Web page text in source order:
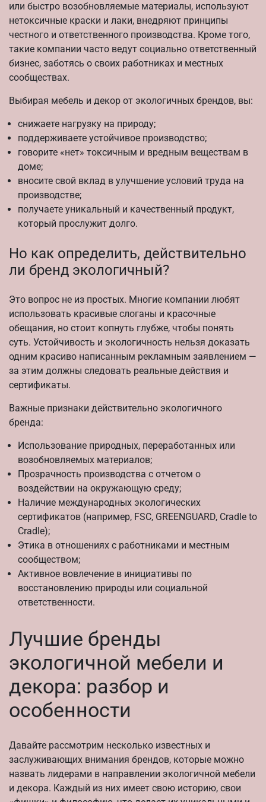
или быстро возобновляемые материалы, используют
нетоксичные краски и лаки, внедряют принципы
честного и ответственного производства. Кроме того,
такие компании часто ведут социально ответственный
бизнес, заботясь о своих работниках и местных
сообществах.
Выбирая мебель и декор от экологичных брендов, вы:
снижаете нагрузку на природу;
поддерживаете устойчивое производство;
говорите «нет» токсичным и вредным веществам в
доме;
вносите свой вклад в улучшение условий труда на
производстве;
получаете уникальный и качественный продукт,
который прослужит долго.
Но как определить, действительно
ли бренд экологичный?
Это вопрос не из простых. Многие компании любят
использовать красивые слоганы и красочные
обещания, но стоит копнуть глубже, чтобы понять
суть. Устойчивость и экологичность нельзя доказать
одним красиво написанным рекламным заявлением —
за этим должны следовать реальные действия и
сертификаты.
Важные признаки действительно экологичного
бренда:
Использование природных, переработанных или
возобновляемых материалов;
Прозрачность производства с отчетом о
воздействии на окружающую среду;
Наличие международных экологических
сертификатов (например, FSC, GREENGUARD, Cradle to
Cradle);
Этика в отношениях с работниками и местным
сообществом;
Активное вовлечение в инициативы по
восстановлению природы или социальной
ответственности.
Лучшие бренды
экологичной мебели и
декора: разбор и
особенности
Давайте рассмотрим несколько известных и
заслуживающих внимания брендов, которые можно
назвать лидерами в направлении экологичной мебели
и декора. Каждый из них имеет свою историю, свои